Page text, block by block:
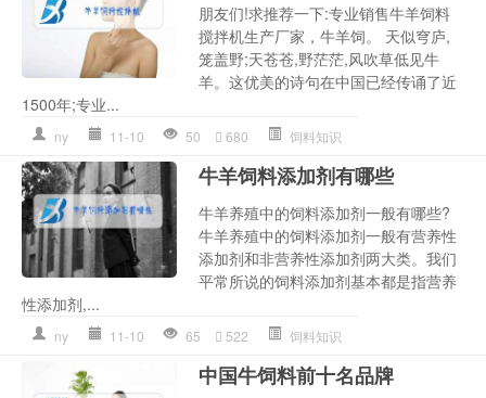
朋友们!求推荐一下:专业销售牛羊饲料
搅拌机生产厂家，牛羊饲。 天似穹庐,
笼盖野;天苍苍,野茫茫,风吹草低见牛
羊。这优美的诗句在中国已经传诵了近
1500年;专业...
ny 11-10 50 680 饲料知识
牛羊饲料添加剂有哪些
牛羊养殖中的饲料添加剂一般有哪些?
牛羊养殖中的饲料添加剂一般有营养性
添加剂和非营养性添加剂两大类。我们
平常所说的饲料添加剂基本都是指营养
性添加剂,...
ny 11-10 65 522 饲料知识
中国牛饲料前十名品牌